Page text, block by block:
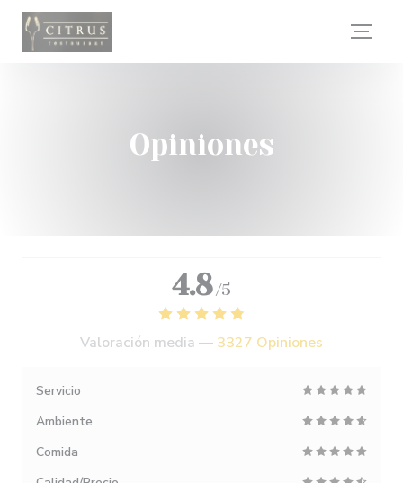
Personalización de sus opciones de cookies
Opiniones
4.8 /5
Valoración media — 3327 Opiniones
Servicio
Ambiente
Comida